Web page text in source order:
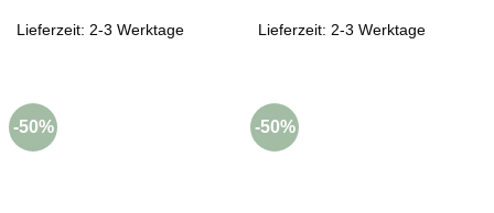
mehrere
Die
Optionen
können
Lieferzeit: 2-3 Werktage
mehrere
Die
Optionen
können
Lieferzeit: 2-3 Werktage
-50% -50%